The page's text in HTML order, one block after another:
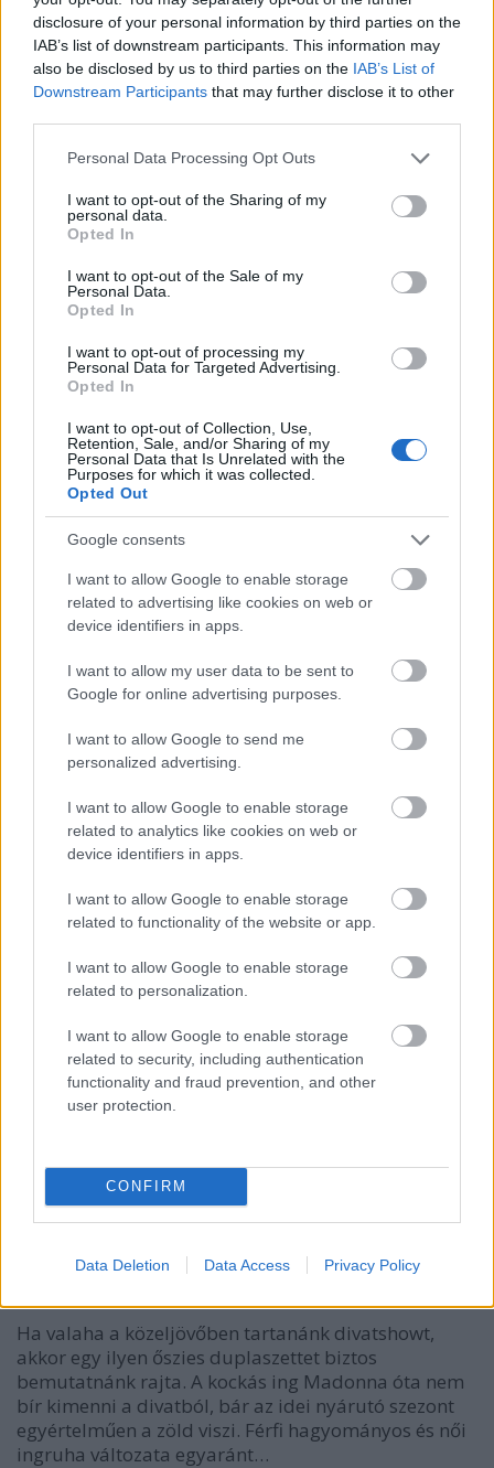
disclosure of your personal information by third parties on the
IAB’s list of downstream participants. This information may
also be disclosed by us to third parties on the IAB’s List of
Downstream Participants that may further disclose it to other
Please note that this website/app uses one or more Google
not limited to your visit or usage behaviour. You may click to
grant or deny consent to Google and its third-party tags to
use your data for below specified purposes in below Google
consent section.
Personal Data Processing Opt Outs
I want to opt-out of the Sharing of my
personal data.
Opted In
I want to opt-out of the Sale of my
Personal Data.
Opted In
I want to opt-out of processing my
Personal Data for Targeted Advertising.
Opted In
I want to opt-out of Collection, Use,
Retention, Sale, and/or Sharing of my
Personal Data that Is Unrelated with the
Purposes for which it was collected.
Opted Out
Google consents
I want to allow Google to enable storage
related to advertising like cookies on web or
device identifiers in apps.
I want to allow my user data to be sent to
Google for online advertising purposes.
I want to allow Google to send me
personalized advertising.
I want to allow Google to enable storage
related to analytics like cookies on web or
device identifiers in apps.
I want to allow Google to enable storage
related to functionality of the website or app.
I want to allow Google to enable storage
related to personalization.
I want to allow Google to enable storage
related to security, including authentication
functionality and fraud prevention, and other
user protection.
CONFIRM
Data Deletion Data Access Privacy Policy
Hindenburgos hajú) úriemberen. De méginkább a
bicaján. Érdekes design. A kormányra…
Mohács - bringaváros
Lindistyle•2009. november 13.
gyalogos! De tényleg, még a lazább hétvégén is
sokan rótták az utakat bicajjal természetesen, mert
képen is látható, itt a gyalogos a kisebbség a
biciklisek között! Csodás…
Go EAST
LaCitta (törölt)
Mi jut eszedbe, ha azt mondjuk sok bicikli? Talán a
Tour de France? Ha azt mondjuk, sok városi biciklis?
Valószínűleg Koppenhága vagy Amszterdam? Ha azt
mondjuk csilliárd városi biciklis? Hmm, ez csak a
Távol-Kelet lehet! De még mennyire: ott ahol Helló
Kitty megszületik, az általunk…
Sziti-bájk-sztájl
2009. október 27.
A city-bike (városi bicikli? azért ez nem elég szűk, mi
legyen a magyar megfelelője?) bringák közül górcső
vettük már az amszterdamot, a régi jó klasszikust.
Viszont van ennek még annyi válfaja, ami mind egy
dologról szól:…
CycleChic & BAD divatbemutatók -
képek
2009. szeptember 24.
Gyűlnek, gyűlnek, a mozgóképek is lassan
beszivárognak. INDAFOTO.slideshow.run({
"feedUrl":"http://feed.indafoto.hu/lacitta/
"bgcolor":"#000000", "textcolor":"#FFFFFF",…
LaCitta (törölt) •2009. szeptember 14.
Ha valaha a közeljövőben tartanánk divatshowt,
akkor egy ilyen őszies duplaszettet biztos
bemutatnánk rajta. A kockás ing Madonna óta nem
bír kimenni a divatból, bár az idei nyárutó szezont
egyértelműen a zöld viszi. Férfi hagyományos és női
ingruha változata egyaránt…